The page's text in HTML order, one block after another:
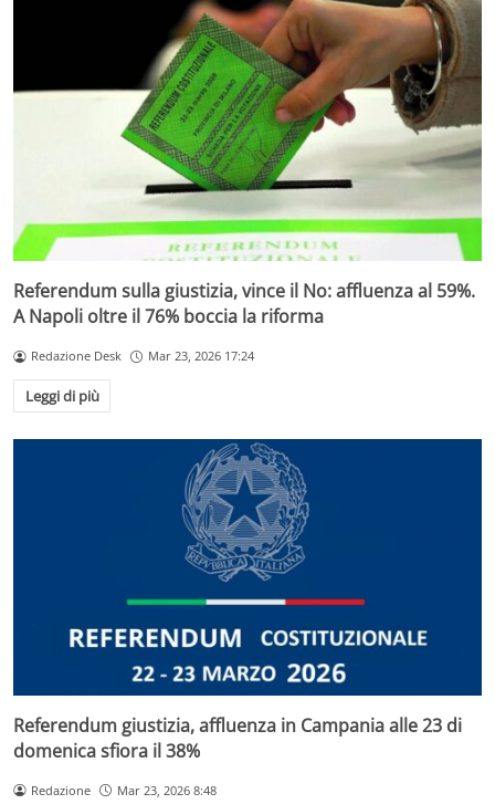
Referendum sulla giustizia, vince il No: affluenza al 59%.
A Napoli oltre il 76% boccia la riforma
Redazione Desk Mar 23, 2026 17:24
Leggi di più
Referendum giustizia, affluenza in Campania alle 23 di
domenica sfiora il 38%
Redazione Mar 23, 2026 8:48